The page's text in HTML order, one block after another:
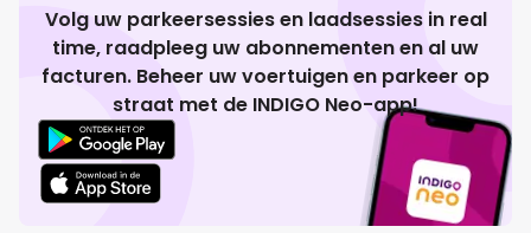
Volg uw parkeersessies en laadsessies in real
time, raadpleeg uw abonnementen en al uw
facturen. Beheer uw voertuigen en parkeer op
straat met de INDIGO Neo-app!